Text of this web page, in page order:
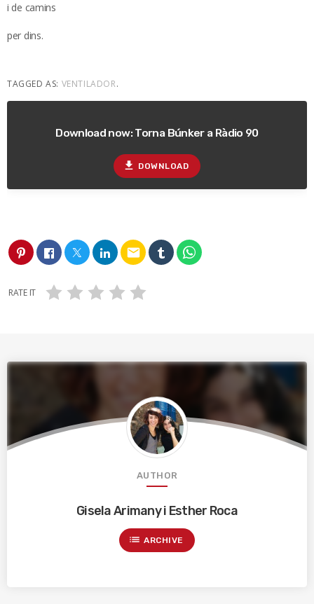
i de camins
per dins.
TAGGED AS: VENTILADOR.
Download now: Torna Búnker a Ràdio 90
file_download DOWNLOAD
email
RATE IT
AUTHOR
Gisela Arimany i Esther Roca
list ARCHIVE